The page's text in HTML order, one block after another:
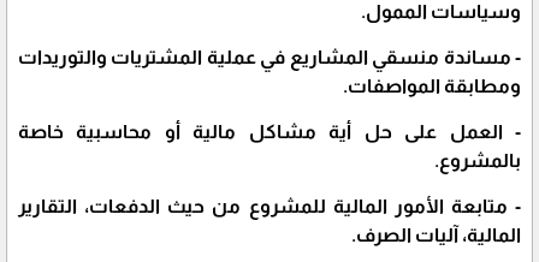
وسياسات الممول.
- مساندة منسقي المشاريع في عملية المشتريات والتوريدات
ومطابقة المواصفات.
- العمل على حل أية مشاكل مالية أو محاسبية خاصة
بالمشروع.
- متابعة الأمور المالية للمشروع من حيث الدفعات، التقارير
المالية، آليات الصرف.